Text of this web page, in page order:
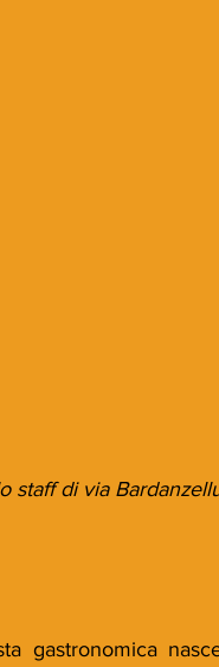
staff di via
gastronomica